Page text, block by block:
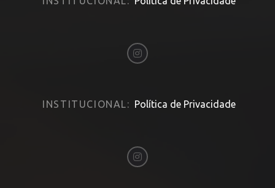
INSTITUCIONAL: Política de Privacidade